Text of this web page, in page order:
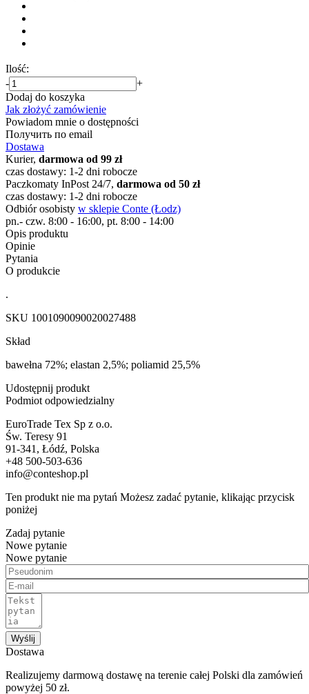
Ilość:
-
+
Dodaj do koszyka
Jak złożyć zamówienie
Powiadom mnie o dostępności
Получить по email
Dostawa
Kurier, darmowa od 99 zł
czas dostawy: 1-2 dni robocze
Paczkomaty InPost 24/7, darmowa od 50 zł
czas dostawy: 1-2 dni robocze
Odbiór osobisty w sklepie Conte (Łodz)
pn.- czw. 8:00 - 16:00, pt. 8:00 - 14:00
Opis produktu
Opinie
Pytania
O produkcie
.
SKU 1001090090020027488
Skład
bawełna 72%; elastan 2,5%; poliamid 25,5%
Udostępnij produkt
Podmiot odpowiedzialny
EuroTrade Tex Sp z o.o.
Św. Teresy 91
91-341, Łódź, Polska
+48 500-503-636
info@conteshop.pl
Ten produkt nie ma pytań Możesz zadać pytanie, klikając przycisk
poniżej
Zadaj pytanie
Nowe pytanie
Nowe pytanie
Wyślij
Dostawa
Realizujemy darmową dostawę na terenie całej Polski dla zamówień
powyżej 50 zł.